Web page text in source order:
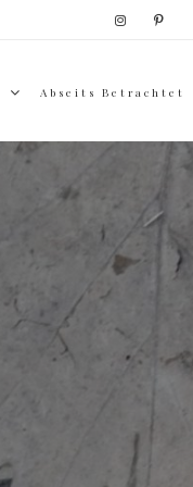
Abseits Betrachtet